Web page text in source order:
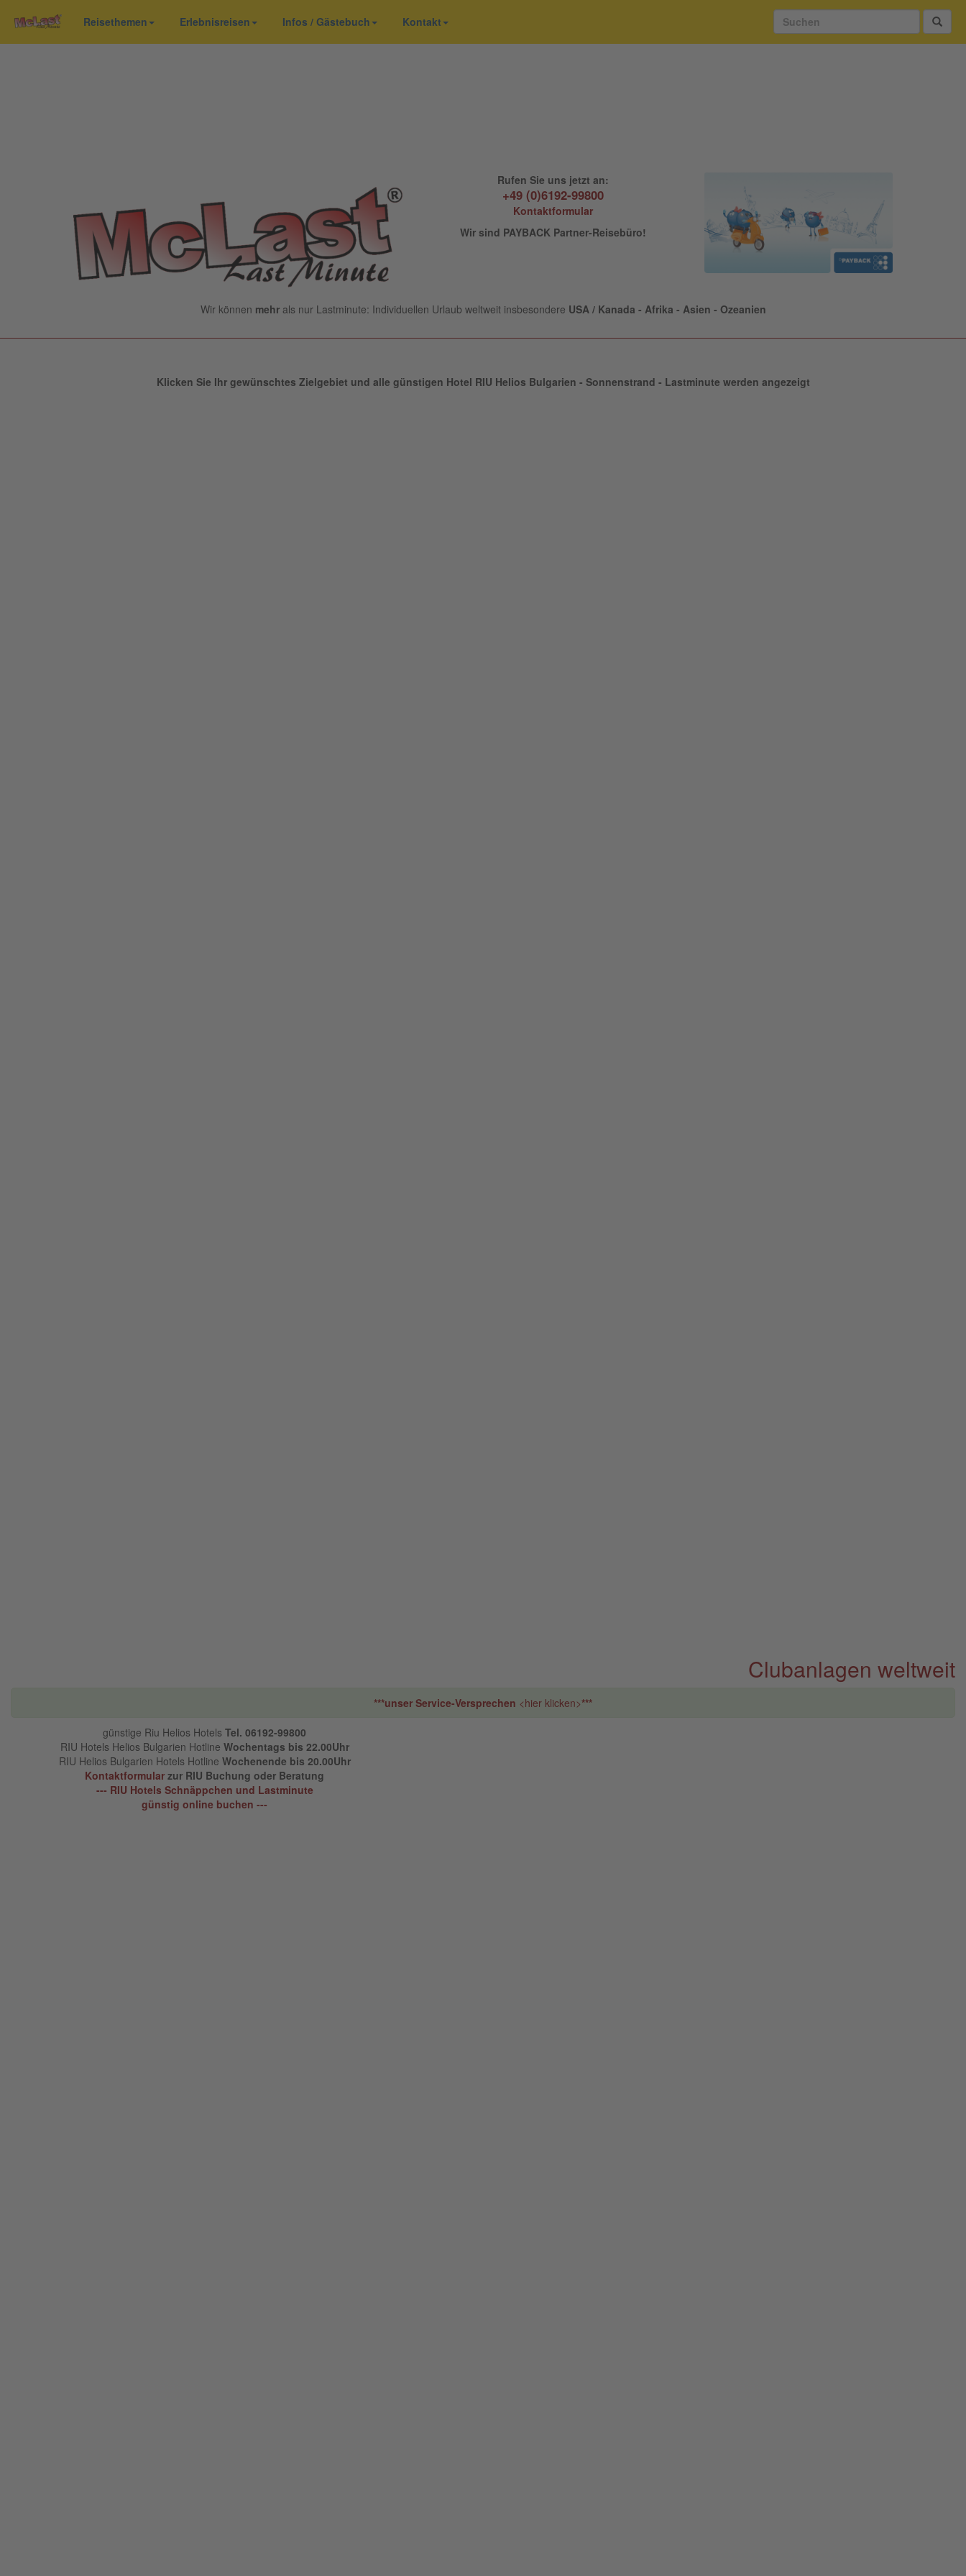
Rufen Sie uns jetzt an:
+49 (0)6192-99800
Kontaktformular
Wir sind PAYBACK Partner-Reisebüro!
Wir können mehrals nur Lastminute: Individuellen Urlaub weltweit insbesondere USA / Kanada - Afrika - Asien - Ozeanien
Reisethemen Erlebnisreisen Infos / Gästebuch Kontakt
Klicken Sie Ihr gewünschtes Zielgebiet und alle günstigen Hotel RIU Helios Bulgarien - Sonnenstrand - Lastminute werden angezeigt
Clubanlagen weltweit
***unser Service-Versprechen <hier klicken>***
günstige Riu Helios Hotels Tel. 06192-99800
RIU Hotels Helios Bulgarien Hotline Wochentags bis 22.00Uhr
RIU Helios Bulgarien Hotels Hotline Wochenende bis 20.00Uhr
Kontaktformular zur RIU Buchung oder Beratung
--- RIU Hotels Schnäppchen und Lastminute
günstig online buchen ---